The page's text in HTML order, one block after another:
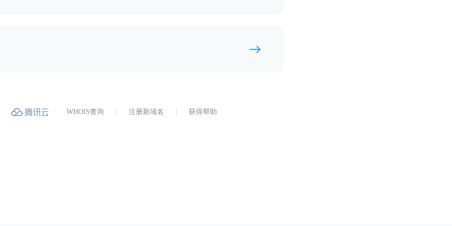
WHOIS查询 注册新域名 获得帮助